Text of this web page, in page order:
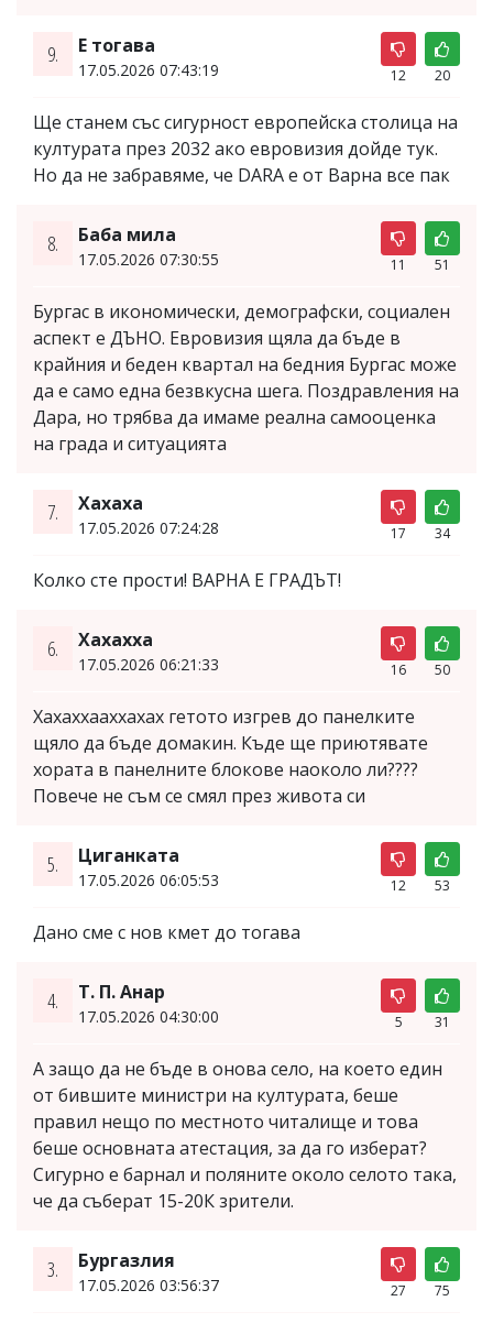
9. Е тогава
17.05.2026 07:43:19 12 20
Ще станем със сигурност европейска столица на
културата през 2032 ако евровизия дойде тук.
Но да не забравяме, че DARA е от Варна все пак
8. Баба мила
17.05.2026 07:30:55 11 51
Бургас в икономически, демографски, социален
аспект е ДЪНО. Евровизия щяла да бъде в
крайния и беден квартал на бедния Бургас може
да е само една безвкусна шега. Поздравления на
Дара, но трябва да имаме реална самооценка
на града и ситуацията
7. Хахаха
17.05.2026 07:24:28 17 34
Колко сте прости! ВАРНА Е ГРАДЪТ!
6. Хахахха
17.05.2026 06:21:33 16 50
Хахаххааххахах гетото изгрев до панелките
щяло да бъде домакин. Къде ще приютявате
хората в панелните блокове наоколо ли????
Повече не съм се смял през живота си
5. Циганката
17.05.2026 06:05:53 12 53
Дано сме с нов кмет до тогава
4. Т. П. Анар
17.05.2026 04:30:00 5 31
А защо да не бъде в онова село, на което един
от бившите министри на културата, беше
правил нещо по местното читалище и това
беше основната атестация, за да го изберат?
Сигурно е барнал и поляните около селото така,
че да съберат 15-20К зрители.
3. Бургазлия
17.05.2026 03:56:37 27 75